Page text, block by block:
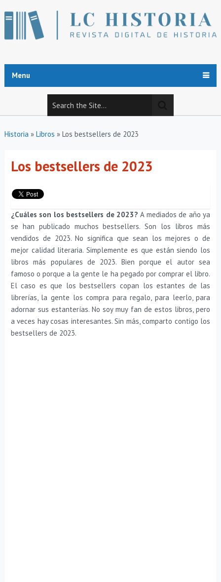
Menu
Historia» Libros » Los bestsellers de 2023
Los bestsellers de 2023
¿Cuáles son los bestsellers de 2023?A mediados de año ya
se han publicado muchos bestsellers. Son los libros más
vendidos de 2023. No significa que sean los mejores o de
mejor calidad literaria. Simplemente es que están siendo los
libros más populares de 2023. Bien porque el autor sea
famoso o porque a la gente le ha pegado por comprar el libro.
El caso es que los bestsellers copan los estantes de las
librerías, la gente los compra para regalo, para leerlo, para
adornar sus estanterías. No soy muy fan de estos libros, pero
a veces hay cosas interesantes. Sin más, comparto contigo los
bestsellers de 2023.